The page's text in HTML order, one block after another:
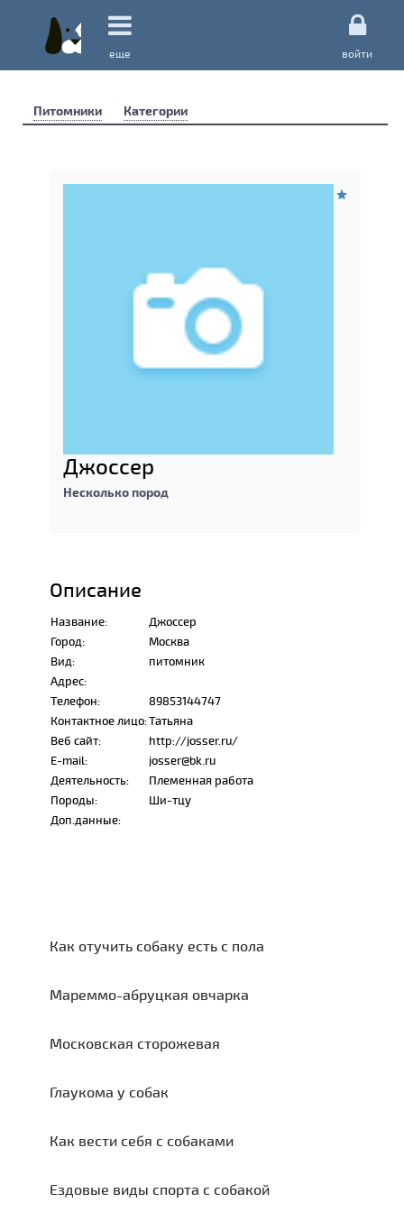
еще войти
Питомники Категории
Джоссер
Несколько пород
Описание
Название:
Джоссер
Город:
Москва
Вид:
питомник
Адрес:
Телефон:
89853144747
Контактное лицо:Татьяна
Веб сайт:
http://josser.ru/
E-mail:
josser@bk.ru
Деятельность:
Племенная работа
Породы:
Ши-тцу
Доп.данные:
Как отучить собаку есть с пола
Мареммо-абруцкая овчарка
Московская сторожевая
Глаукома у собак
Как вести себя с собаками
Ездовые виды спорта с собакой